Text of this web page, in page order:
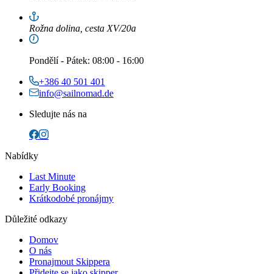
Rožna dolina, cesta XV/20a
Pondělí- Pátek: 08:00 - 16:00
+386 40 501 401
info@sailnomad.de
Sledujte nás na
Nabídky
Last Minute
Early Booking
Krátkodobé pronájmy
Důležité odkazy
Domov
O nás
Pronajmout Skippera